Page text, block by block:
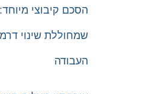
הסכם קיבוצי
שמחוללת שינוי
העבודה